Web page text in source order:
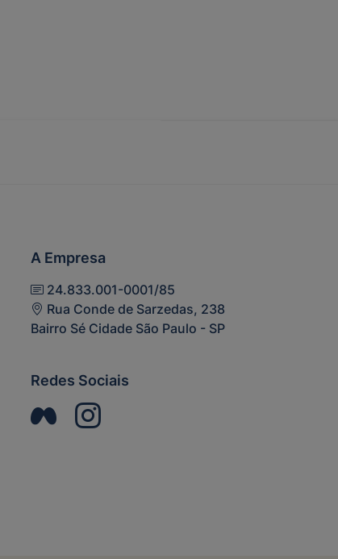
A Empresa
24.833.001-0001/85
Rua Conde de Sarzedas, 238
Bairro Sé Cidade São Paulo - SP
Redes Sociais